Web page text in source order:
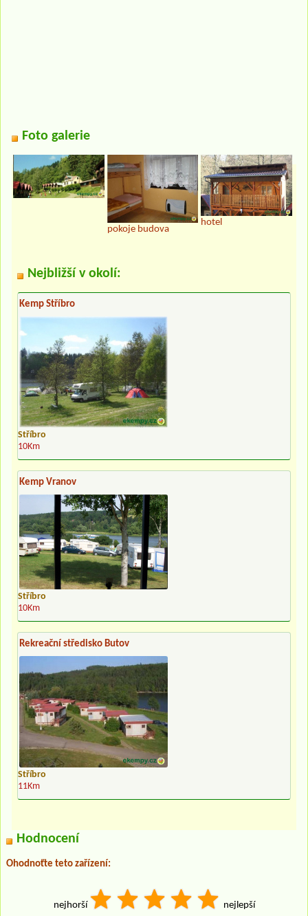
Foto galerie
pokoje budova
hotel
Nejbližší v okolí:
Kemp Stříbro
Stříbro
10Km
Kemp Vranov
Stříbro
10Km
Rekreační středisko Butov
Stříbro
11Km
Hodnocení
Ohodnoťte teto zařízení:
nejhorší nejlepší